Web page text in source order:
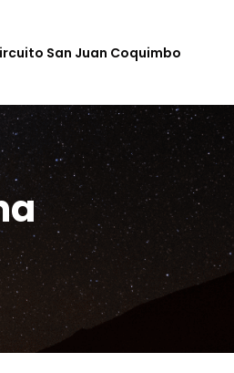
San Juan Coquimbo